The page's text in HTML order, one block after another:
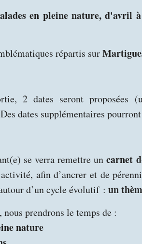
en pleine nature, d'avril
répartis sur
2 dates seront
dates supplémentaires
se verra remettre uncarnet
afin d’ancrer et de
d’un cycle évolutif :un
prendrons le temps de :
nature